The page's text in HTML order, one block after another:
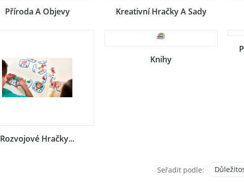
Příroda A Objevy Kreativní Hračky A Sady
Rozvojové Hračky...
Knihy
Seřadit podle: